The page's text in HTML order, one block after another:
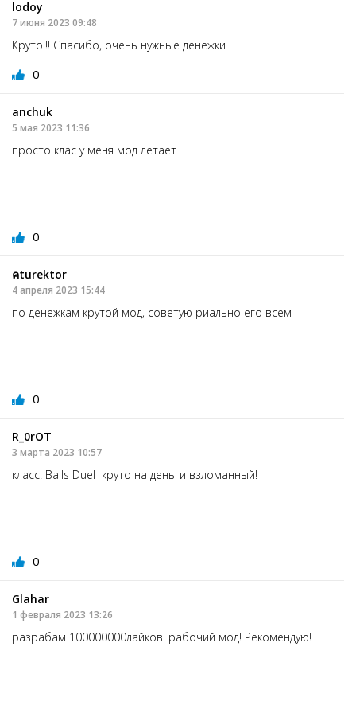
lodoy
7 июня 2023 09:48
Круто!!! Спасибо, очень нужные денежки
0
anchuk
5 мая 2023 11:36
просто клас у меня мод летает
0
คturektor
4 апреля 2023 15:44
по денежкам крутой мод, советую риально его всем
0
R_0rOT
3 марта 2023 10:57
класс. Balls Duel круто на деньги взломанный!
0
Glahar
1 февраля 2023 13:26
разрабам 100000000лайков! рабочий мод! Рекомендую!